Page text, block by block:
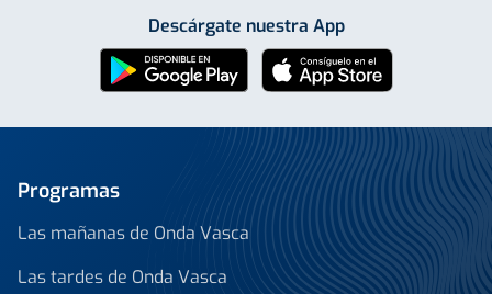
Descárgate nuestra App
Programas
Las mañanas de Onda Vasca
Las tardes de Onda Vasca